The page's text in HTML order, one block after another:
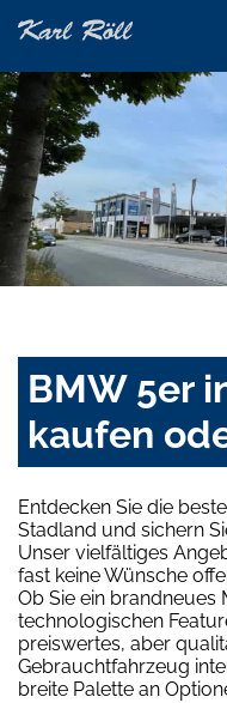
BMW 5er
kaufen
Entdecken Sie die
Stadland und sichern
Unser vielfältiges
fast keine Wünsche
Ob Sie ein
technologischen
preiswertes, aber
Gebrauchtfahrzeug
breite Palette an